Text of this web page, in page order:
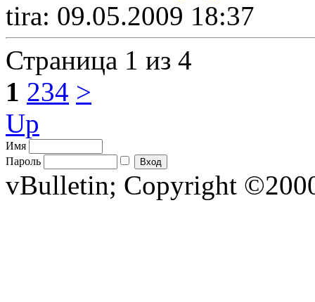
tira: 09.05.2009 18:37
Страница 1 из 4
1 234 >
Up
Имя
Пароль
vBulletin; Copyright